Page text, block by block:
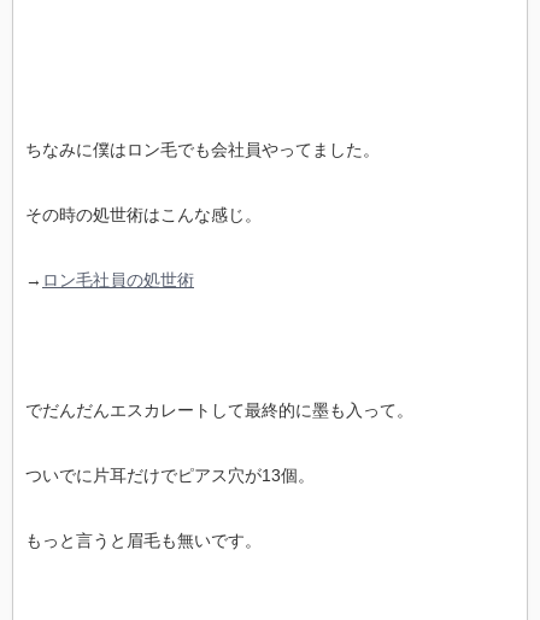
ちなみに僕はロン毛でも会社員やってました。
その時の処世術はこんな感じ。
→ ロン毛社員の処世術
でだんだんエスカレートして最終的に墨も入って。
ついでに片耳だけでピアス穴が13個。
もっと言うと眉毛も無いです。